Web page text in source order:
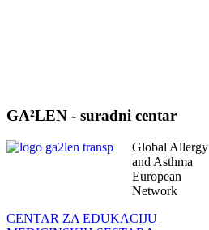
GA²LEN - suradni centar
Global Allergy
and Asthma
European
Network
CENTAR ZA EDUKACIJU